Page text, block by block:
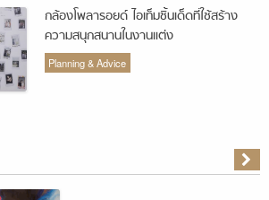
กล้องโพลารอยด์ ไอเท็มชิ้นเด็ดที่ใช้สร้าง
ความสนุกสนานในงานแต่ง
Planning & Advice